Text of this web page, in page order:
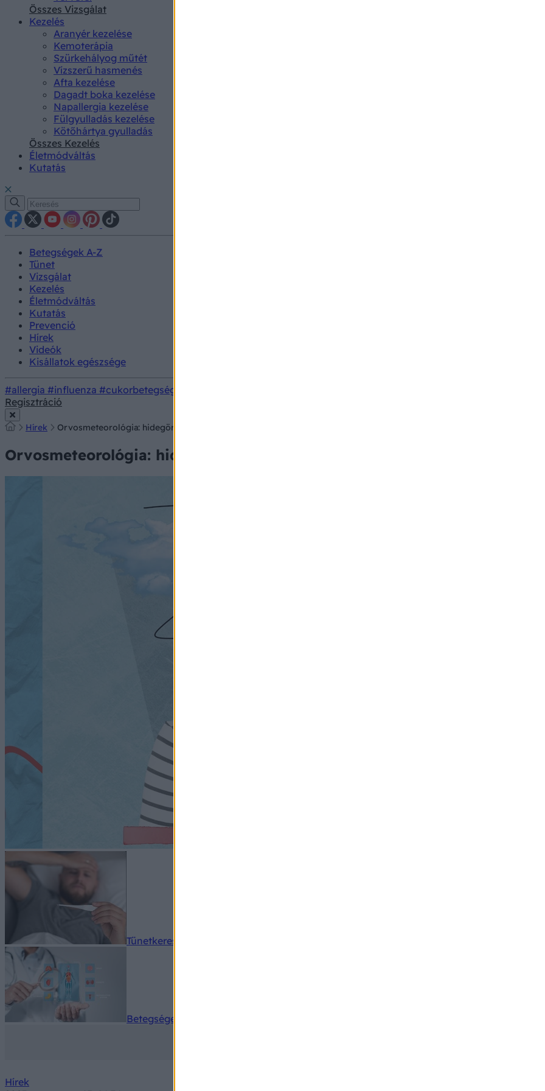
Összes Vizsgálat
Kezelés
Aranyér kezelése
Kemoterápia
Szürkehályog műtét
Vízszerű hasmenés
Afta kezelése
Dagadt boka kezelése
Napallergia kezelése
Fülgyulladás kezelése
Kötőhártya gyulladás
Összes Kezelés
Életmódváltás
Kutatás
Betegségek A-Z
Tünet
Vizsgálat
Kezelés
Életmódváltás
Kutatás
Prevenció
Hírek
Videók
Kisállatok egészsége
#allergia #influenza #cukorbetegség
Regisztráció
Hírek Orvosmeteorológia: hidegörvény jön szerdán! Nem a fejfájás a legnagyobb baj vele
Orvosmeteorológia: hidegörvény jön szerdán! Nem a fejfájás a
Tünetkereső
Betegségek A-Z
Hírek